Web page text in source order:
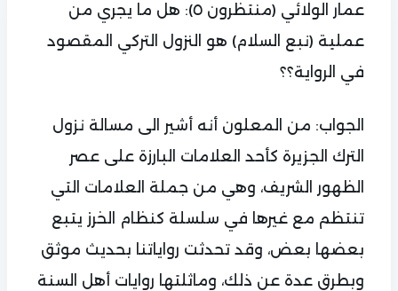
عمار الولائي (منتظرون ٥): هل ما يجري من
عملية (نبع السلام) هو النزول التركي المقصود
في الرواية؟؟
الجواب: من المعلون أنه أشير الى مسالة نزول
الترك الجزيرة كأحد العلامات البارزة على عصر
الظهور الشريف، وهي من جملة العلامات التي
تنتظم مع غيرها في سلسلة كنظام الخرز يتبع
بعضها بعض، وقد تحدثت رواياتنا بحديث موثق
وبطرق عدة عن ذلك، وماثلتها روايات أهل السنة